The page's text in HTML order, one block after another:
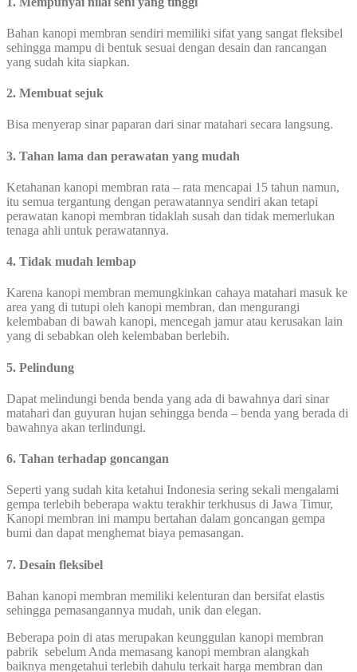
Bahan kanopi membran sendiri memiliki sifat yang sangat fleksibel
sehingga mampu di bentuk sesuai dengan desain dan rancangan
yang sudah kita siapkan.
2. Membuat sejuk
Bisa menyerap sinar paparan dari sinar matahari secara langsung.
3. Tahan lama dan perawatan yang mudah
Ketahanan kanopi membran rata – rata mencapai 15 tahun namun,
itu semua tergantung dengan perawatannya sendiri akan tetapi
perawatan kanopi membran tidaklah susah dan tidak memerlukan
tenaga ahli untuk perawatannya.
4. Tidak mudah lembap
Karena kanopi membran memungkinkan cahaya matahari masuk ke
area yang di tutupi oleh kanopi membran, dan mengurangi
kelembaban di bawah kanopi, mencegah jamur atau kerusakan lain
yang di sebabkan oleh kelembaban berlebih.
5. Pelindung
Dapat melindungi benda benda yang ada di bawahnya dari sinar
matahari dan guyuran hujan sehingga benda – benda yang berada di
bawahnya akan terlindungi.
6. Tahan terhadap goncangan
Seperti yang sudah kita ketahui Indonesia sering sekali mengalami
gempa terlebih beberapa waktu terakhir terkhusus di Jawa Timur,
Kanopi membran ini mampu bertahan dalam goncangan gempa
bumi dan dapat menghemat biaya pemasangan.
7. Desain fleksibel
Bahan kanopi membran memiliki kelenturan dan bersifat elastis
sehingga pemasangannya mudah, unik dan elegan.
Beberapa poin di atas merupakan keunggulan kanopi membran
pabrik sebelum Anda memasang kanopi membran alangkah
baiknya mengetahui terlebih dahulu terkait harga membran dan